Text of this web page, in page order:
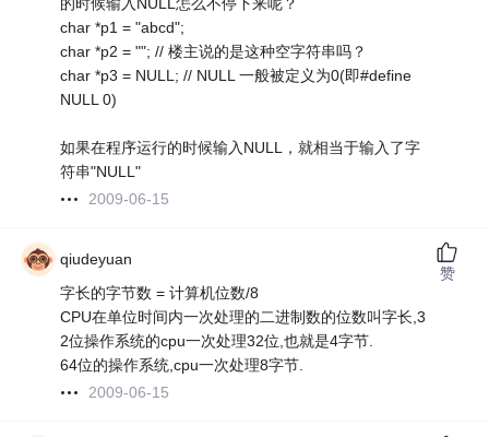
的时候输入NULL怎么不停下来呢？
char *p1 = "abcd";
char *p2 = ""; // 楼主说的是这种空字符串吗？
char *p3 = NULL; // NULL 一般被定义为0(即#define
NULL 0)
如果在程序运行的时候输入NULL，就相当于输入了字
符串"NULL"
2009-06-15
qiudeyuan
字长的字节数 = 计算机位数/8
CPU在单位时间内一次处理的二进制数的位数叫字长,3
2位操作系统的cpu一次处理32位,也就是4字节.
64位的操作系统,cpu一次处理8字节.
2009-06-15
赞